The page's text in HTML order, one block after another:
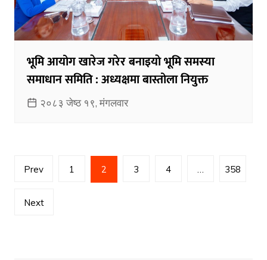
भूमि आयोग खारेज गरेर बनाइयाे भूमि समस्या
समाधान समिति : अध्यक्षमा बास्तोला नियुक्त
२०८३ जेष्ठ १९, मंगलवार
Posts
Prev 1 2 3 4 358
Next